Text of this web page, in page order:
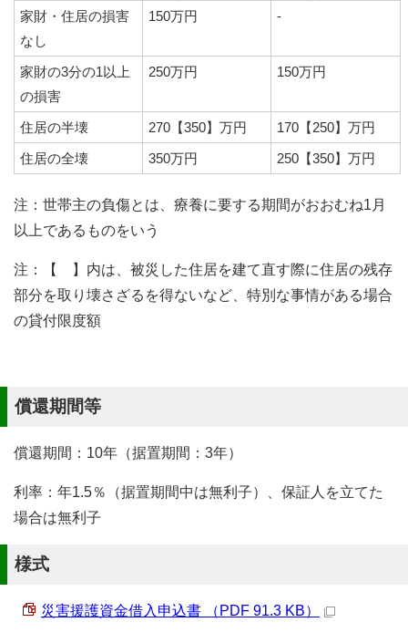
家財・住居の損害
なし
150万円 -
家財の3分の1以上
の損害
250万円 150万円
住居の半壊 270【350】万円
170【250】万円
住居の全壊
350万円 250【350】万円
注：世帯主の負傷とは、療養に要する期間がおおむね1月
以上であるものをいう
注：【 】内は、被災した住居を建て直す際に住居の残存
部分を取り壊さざるを得ないなど、特別な事情がある場合
の貸付限度額
償還期間等
償還期間：10年（据置期間：3年）
利率：年1.5％（据置期間中は無利子）、保証人を立てた
場合は無利子
様式
災害援護資金借入申込書 （PDF 91.3 KB）